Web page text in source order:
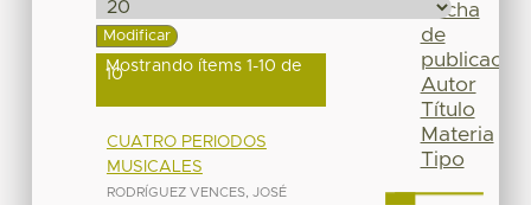
Mostrando ítems 1-10 de
10
CUATRO PERIODOS
MUSICALES
RODRÍGUEZ VENCES, JOSÉ
Fecha
de
publicación
Autor
Título
Materia
Tipo